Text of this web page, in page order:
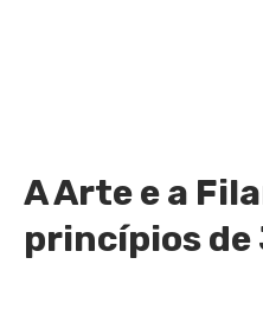
A Arte e a
princípios de